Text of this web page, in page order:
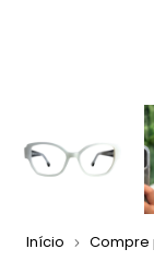
Início Compre